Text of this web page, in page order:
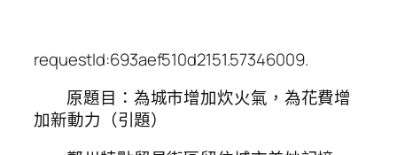
requestId:693aef510d2151.57346009.
原題目：為城市增加炊火氣，為花費增
加新動力（引題）